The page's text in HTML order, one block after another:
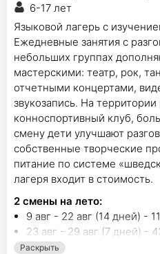
6-17 лет
Языковой лагерь с
Ежедневные занятия с
небольших группах
мастерскими: театр, рок,
отчетными концертами,
звукозапись. На
конноспортивный клуб,
смену дети улучшают
собственные творческие
питание по системе
лагеря входит в стоимость.
2 смены на лето:
9 авг - 22 авг (14 дней) -
23 авг - 29 авг (7 дней) -
Раскрыть